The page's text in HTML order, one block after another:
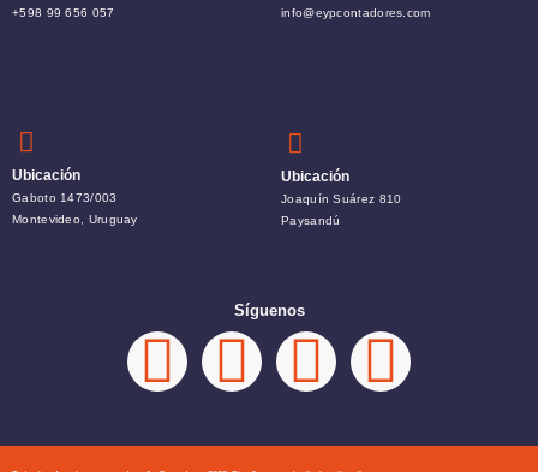
+598 99 656 057 info@eypcontadores.com
Ubicación
Gaboto 1473/003
Montevideo, Uruguay
Ubicación
Joaquín Suárez 810
Paysandú
Síguenos